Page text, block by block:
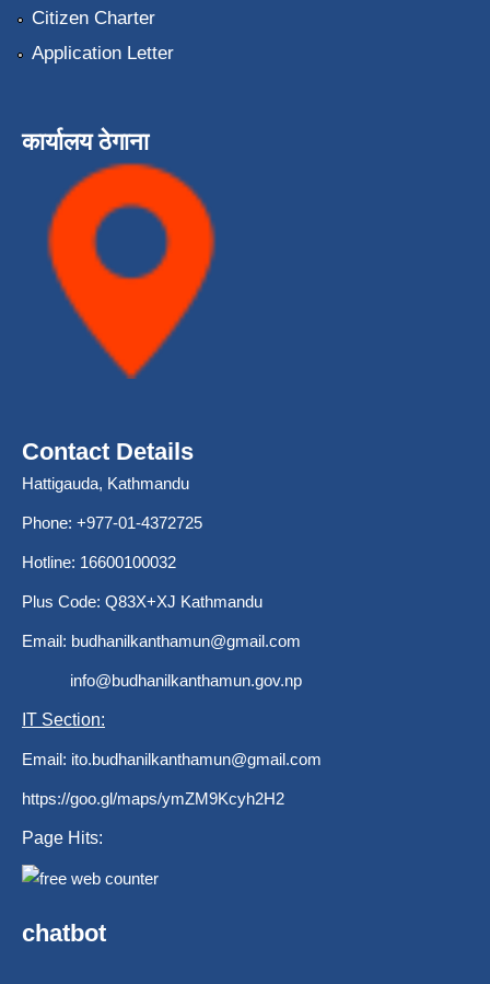
Citizen Charter
Application Letter
कार्यालय ठेगाना
Contact Details
Hattigauda, Kathmandu
Phone: +977-01-4372725
Hotline: 16600100032
Plus Code: Q83X+XJ Kathmandu
Email: budhanilkanthamun@gmail.com
info@budhanilkanthamun.gov.np
IT Section:
Email: ito.budhanilkanthamun@gmail.com
https://goo.gl/maps/ymZM9Kcyh2H2
Page Hits:
chatbot